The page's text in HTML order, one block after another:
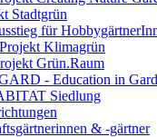
Stadtgrün
für
Klimagrün
Grün.Raum
- Education in
Siedlung
& -gärtner